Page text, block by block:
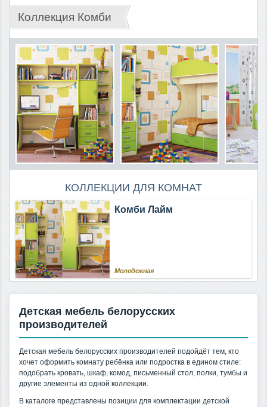
Коллекция Комби
КОЛЛЕКЦИИ ДЛЯ КОМНАТ
Комби Лайм
Молодежная
Детская мебель белорусских
производителей
Детская мебель белорусских производителей подойдёт тем, кто
хочет оформить комнату ребёнка или подростка в едином стиле:
подобрать кровать, шкаф, комод, письменный стол, полки, тумбы и
другие элементы из одной коллекции.
В каталоге представлены позиции для комплектации детской